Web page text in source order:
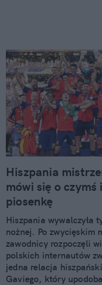
Hiszpania
mówi się o
piosenkę
Hiszpania wywalczyła
nożnej. Po zwycięskim
zawodnicy rozpoczęli
polskich internautów
jedna relacja
Gaviego, który